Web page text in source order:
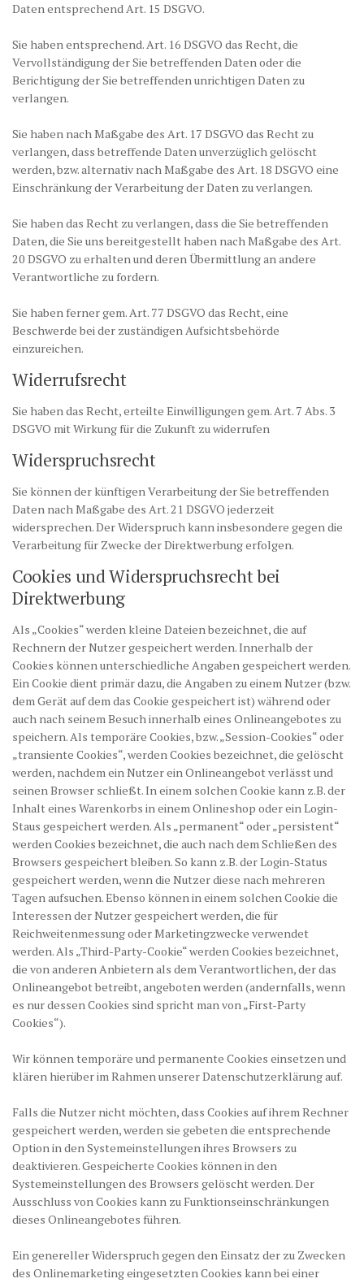
Daten entsprechend Art. 15 DSGVO.
Sie haben entsprechend. Art. 16 DSGVO das Recht, die
Vervollständigung der Sie betreffenden Daten oder die
Berichtigung der Sie betreffenden unrichtigen Daten zu
verlangen.
Sie haben nach Maßgabe des Art. 17 DSGVO das Recht zu
verlangen, dass betreffende Daten unverzüglich gelöscht
werden, bzw. alternativ nach Maßgabe des Art. 18 DSGVO eine
Einschränkung der Verarbeitung der Daten zu verlangen.
Sie haben das Recht zu verlangen, dass die Sie betreffenden
Daten, die Sie uns bereitgestellt haben nach Maßgabe des Art.
20 DSGVO zu erhalten und deren Übermittlung an andere
Verantwortliche zu fordern.
Sie haben ferner gem. Art. 77 DSGVO das Recht, eine
Beschwerde bei der zuständigen Aufsichtsbehörde
einzureichen.
Widerrufsrecht
Sie haben das Recht, erteilte Einwilligungen gem. Art. 7 Abs. 3
DSGVO mit Wirkung für die Zukunft zu widerrufen
Widerspruchsrecht
Sie können der künftigen Verarbeitung der Sie betreffenden
Daten nach Maßgabe des Art. 21 DSGVO jederzeit
widersprechen. Der Widerspruch kann insbesondere gegen die
Verarbeitung für Zwecke der Direktwerbung erfolgen.
Cookies und Widerspruchsrecht bei
Direktwerbung
Als „Cookies“ werden kleine Dateien bezeichnet, die auf
Rechnern der Nutzer gespeichert werden. Innerhalb der
Cookies können unterschiedliche Angaben gespeichert werden.
Ein Cookie dient primär dazu, die Angaben zu einem Nutzer (bzw.
dem Gerät auf dem das Cookie gespeichert ist) während oder
auch nach seinem Besuch innerhalb eines Onlineangebotes zu
speichern. Als temporäre Cookies, bzw. „Session-Cookies“ oder
„transiente Cookies“, werden Cookies bezeichnet, die gelöscht
werden, nachdem ein Nutzer ein Onlineangebot verlässt und
seinen Browser schließt. In einem solchen Cookie kann z.B. der
Inhalt eines Warenkorbs in einem Onlineshop oder ein Login-
Staus gespeichert werden. Als „permanent“ oder „persistent“
werden Cookies bezeichnet, die auch nach dem Schließen des
Browsers gespeichert bleiben. So kann z.B. der Login-Status
gespeichert werden, wenn die Nutzer diese nach mehreren
Tagen aufsuchen. Ebenso können in einem solchen Cookie die
Interessen der Nutzer gespeichert werden, die für
Reichweitenmessung oder Marketingzwecke verwendet
werden. Als „Third-Party-Cookie“ werden Cookies bezeichnet,
die von anderen Anbietern als dem Verantwortlichen, der das
Onlineangebot betreibt, angeboten werden (andernfalls, wenn
es nur dessen Cookies sind spricht man von „First-Party
Cookies“).
Wir können temporäre und permanente Cookies einsetzen und
klären hierüber im Rahmen unserer Datenschutzerklärung auf.
Falls die Nutzer nicht möchten, dass Cookies auf ihrem Rechner
gespeichert werden, werden sie gebeten die entsprechende
Option in den Systemeinstellungen ihres Browsers zu
deaktivieren. Gespeicherte Cookies können in den
Systemeinstellungen des Browsers gelöscht werden. Der
Ausschluss von Cookies kann zu Funktionseinschränkungen
dieses Onlineangebotes führen.
Ein genereller Widerspruch gegen den Einsatz der zu Zwecken
des Onlinemarketing eingesetzten Cookies kann bei einer